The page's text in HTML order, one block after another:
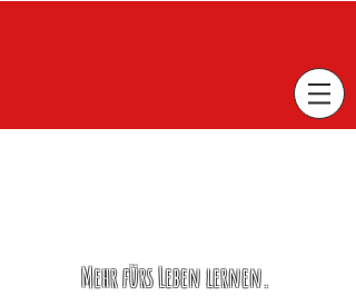
Mehr fürs Leben lernen.